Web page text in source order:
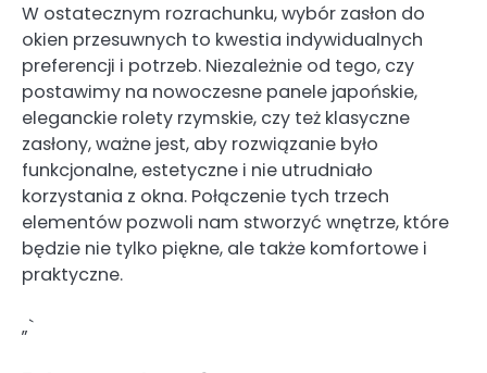
W ostatecznym rozrachunku, wybór zasłon do
okien przesuwnych to kwestia indywidualnych
preferencji i potrzeb. Niezależnie od tego, czy
postawimy na nowoczesne panele japońskie,
eleganckie rolety rzymskie, czy też klasyczne
zasłony, ważne jest, aby rozwiązanie było
funkcjonalne, estetyczne i nie utrudniało
korzystania z okna. Połączenie tych trzech
elementów pozwoli nam stworzyć wnętrze, które
będzie nie tylko piękne, ale także komfortowe i
praktyczne.
„`